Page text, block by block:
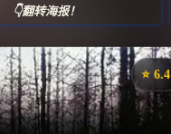
👇翻转海报！
⭐️ 6.4
《女巫布莱尔》
分：6.4 | 🎬 1999年